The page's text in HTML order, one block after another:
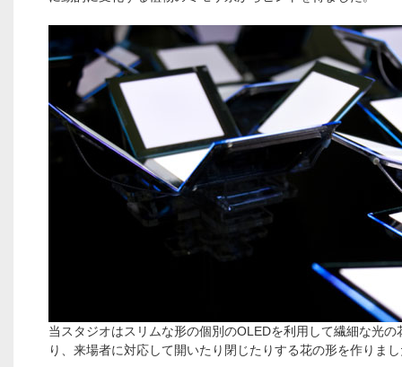
当スタジオはスリムな形の個別のOLEDを利用して繊細な光の
り、来場者に対応して開いたり閉じたりする花の形を作りま